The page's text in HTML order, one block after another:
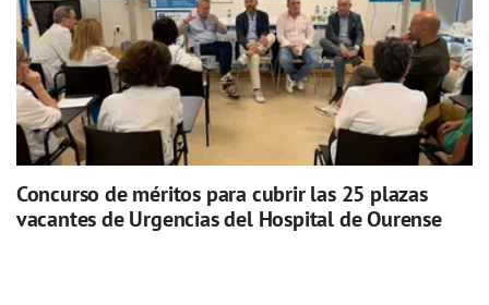
Concurso de méritos para cubrir las 25 plazas
vacantes de Urgencias del Hospital de Ourense